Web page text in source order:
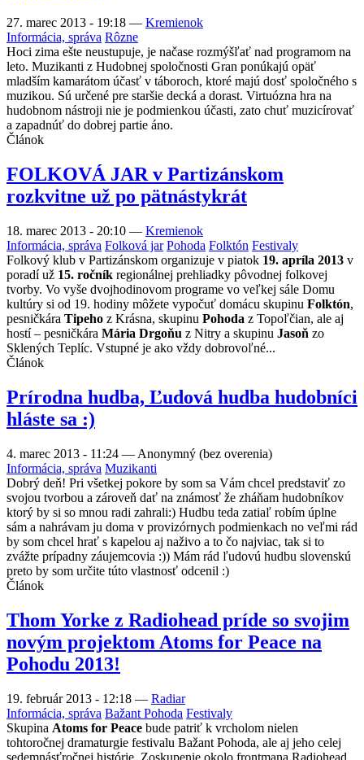
27. marec 2013 - 19:18 — Kremienok
Informácia, správa Rôzne
Hoci zima ešte neustupuje, je načase rozmýšľať nad programom na
leto. Muzikanti z Hudobnej spoločnosti Gran ponúkajú opäť
mladším kamarátom účasť v táboroch, ktoré majú dosť spoločného s
muzikou. Sú určené pre staršie decká a dorast. Virtuózna hra na
hudobnom nástroji nie je podmienkou účasti, zato chuť muzicírovať
a zapadnúť do dobrej partie áno.
Článok
FOLKOVÁ JAR v Partizánskom
rozkvitne už po pätnástykrát
18. marec 2013 - 20:10 — Kremienok
Informácia, správa Folková jar Pohoda Folktón Festivaly
Folkový klub v Partizánskom organizuje v piatok 19. apríla 2013 v
poradí už 15. ročník regionálnej prehliadky pôvodnej folkovej
tvorby. Vo vyše dvojhodinovom programe vo veľkej sále Domu
kultúry si od 19. hodiny môžete vypočuť domácu skupinu Folktón,
pesničkára Tipeho z Krásna, skupinu Pohoda z Topoľčian, ale aj
hostí – pesničkára Mária Drgoňu z Nitry a skupinu Jasoň zo
Sklených Teplíc. Vstupné je ako vždy dobrovoľné...
Článok
Prírodna hudba, Ľudová hudba hudobníci
hláste sa :)
4. marec 2013 - 11:24 — Anonymný (bez overenia)
Informácia, správa Muzikanti
Dobrý deň! Pri všetkej pokore by som sa Vám chcel predstaviť zo
svojou tvorbou a zároveň dať na známosť že zháňam hudobníkov
ktorý by si so mnou radi zahrali:) Hudbu teda zatiaľ robím úplne
sám a nahrávam ju doma v provizórnych podmienkach no veľmi rád
by som chcel hrať s kapelou aj naživo a to čo najviac, tak si to
zvážte prípadny záujemcovia :)) Mám rád ľudovú hudbu slovenskú
preto by som určite túto vlastnosť odcenil :)
Článok
Thom Yorke z Radiohead príde so svojim
novým projektom Atoms for Peace na
Pohodu 2013!
19. február 2013 - 12:18 — Radiar
Informácia, správa Bažant Pohoda Festivaly
Skupina Atoms for Peace bude patriť k vrcholom nielen
tohtoročnej dramaturgie festivalu Bažant Pohoda, ale aj jeho celej
sedemnásťročnej histórie. Zoskupenie okolo frontmana Radiohead